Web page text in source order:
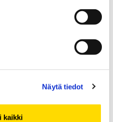
Näytä tiedot
kaikki
18.05.2026
ohjaavista